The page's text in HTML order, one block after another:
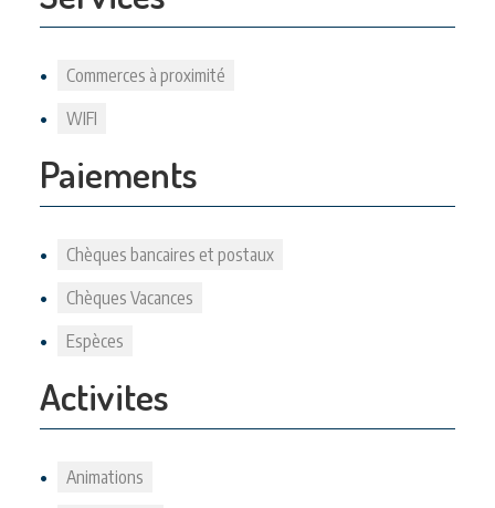
Commerces à proximité
WIFI
Paiements
Chèques bancaires et postaux
Chèques Vacances
Espèces
Activites
Animations